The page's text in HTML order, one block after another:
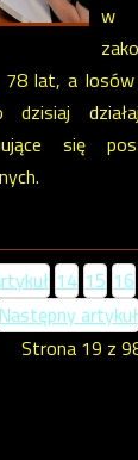
w
78 lat, a
dzisiaj
się
14 15 16
Następny artykuł
Strona 19 z